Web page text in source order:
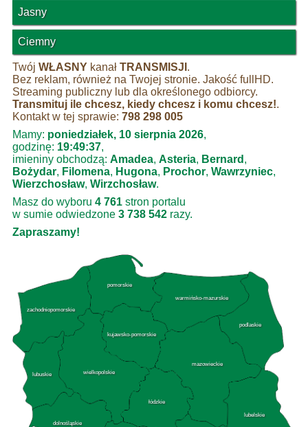
Jasny
Ciemny
Twój WŁASNY kanał TRANSMISJI .
Bez reklam, również na Twojej stronie. Jakość fullHD.
Streaming publiczny lub dla określonego odbiorcy.
Transmituj ile chcesz, kiedy chcesz i komu chcesz!.
Kontakt w tej sprawie: 798 298 005
Mamy: poniedziałek, 10 sierpnia 2026,
godzinę: 19:49:38,
imieniny obchodzą: Amadea, Asteria, Bernard ,
Bożydar, Filomena, Hugona, Prochor, Wawrzyniec,
Wierzchosław, Wirzchosław.
Masz do wyboru 4 761 stron portalu
w sumie odwiedzone 3 738 542 razy.
Zapraszamy!
zachodniopomorskie
pomorskie
warmińsko-mazurskie
lubuskie wielkopolskie
kujawsko-pomorskie
mazowieckie
podlaskie
dolnośląskie
łódzkie
lubelskie